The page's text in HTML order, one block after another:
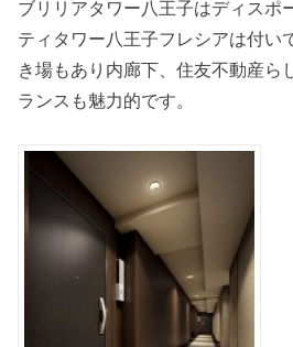
ブリリアタワー八王子はディスポ
ティタワー八王子フレシアは付い
き場もあり内廊下、住友不動産ら
ランスも魅力的です。